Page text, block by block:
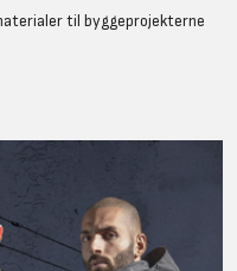
til byggeprojekterne